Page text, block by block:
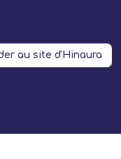
au site d'Hinaura